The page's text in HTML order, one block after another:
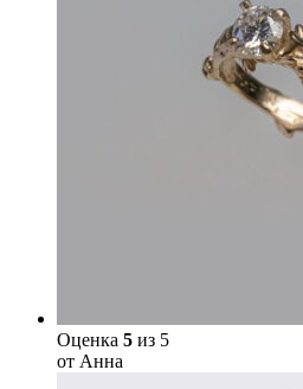
Оценка 5 из 5
от Анна